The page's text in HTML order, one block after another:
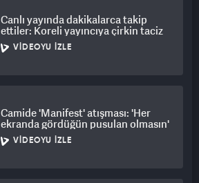
Canlı yayında dakikalarca takip
ettiler: Koreli yayıncıya çirkin taciz
VIDEOYU İZLE
Camide 'Manifest' atışması: 'Her
ekranda gördüğün pusulan olmasın'
VIDEOYU İZLE